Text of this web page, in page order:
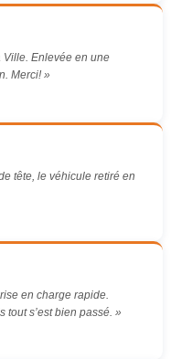
Enlevée en une
Merci! »
tête, le véhicule retiré en
en charge rapide.
tout s’est bien passé. »